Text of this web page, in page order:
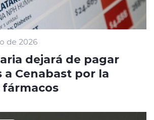
de 2026
dejará de pagar
a Cenabast por la